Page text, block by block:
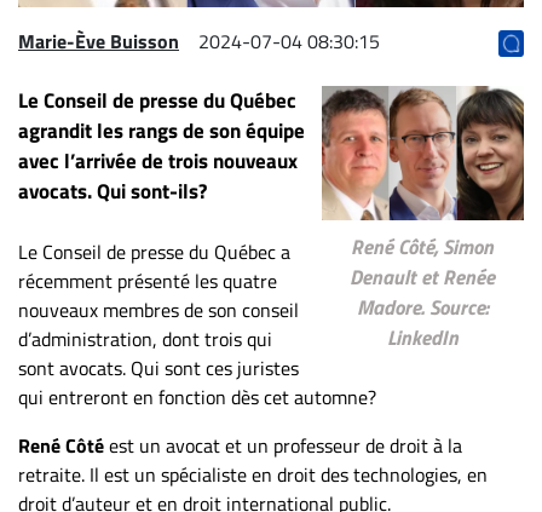
AVOCATS
JURISTES
Offres
d'emploi
Continue
Métiers
Scoop?
CABINETS
ET
Espace
entreprises
Marie-Ève Buisson 2024-07-04 08:30:15
René Côté, Simon
Denault et Renée
Madore. Source:
LinkedIn
Le Conseil de presse du Québec
agrandit les rangs de son équipe
avec l’arrivée de trois nouveaux
avocats. Qui sont-ils?
Le Conseil de presse du Québec a
récemment présenté les quatre
nouveaux membres de son conseil
d’administration, dont trois qui
sont avocats. Qui sont ces juristes
qui entreront en fonction dès cet automne?
René Côtéest un avocat et un professeur de droit à la
retraite. Il est un spécialiste en droit des technologies, en
droit d’auteur et en droit international public.